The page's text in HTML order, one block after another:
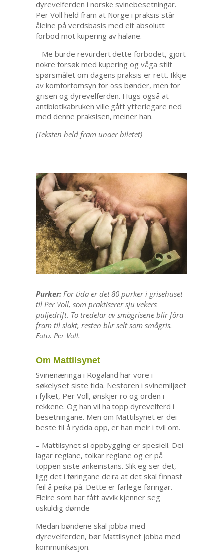
dyrevelferden i norske svinebesetningar.
Per Voll held fram at Norge i praksis står
åleine på verdsbasis med eit absolutt
forbod mot kupering av halane.
– Me burde revurdert dette forbodet, gjort
nokre forsøk med kupering og våga stilt
spørsmålet om dagens praksis er rett. Ikkje
av komfortomsyn for oss bønder, men for
grisen og dyrevelferden. Hugs også at
antibiotikabruken ville gått ytterlegare ned
med denne praksisen, meiner han.
(Teksten held fram under biletet)
Purker:For tida er det 80 purker i grisehuset
til Per Voll, som praktiserer sju vekers
puljedrift. To tredelar av smågrisene blir fôra
fram til slakt, resten blir selt som smågris.
Foto: Per Voll.
Om Mattilsynet
Svinenæringa i Rogaland har vore i
søkelyset siste tida. Nestoren i svinemiljøet
i fylket, Per Voll, ønskjer ro og orden i
rekkene. Og han vil ha topp dyrevelferd i
besetningane. Men om Mattilsynet er dei
beste til å rydda opp, er han meir i tvil om.
– Mattilsynet si oppbygging er spesiell. Dei
lagar reglane, tolkar reglane og er på
toppen siste ankeinstans. Slik eg ser det,
ligg det i føringane deira at det skal finnast
feil å peika på. Dette er farlege føringar.
Fleire som har fått avvik kjenner seg
uskuldig dømde
Medan bøndene skal jobba med
dyrevelferden, bør Mattilsynet jobba med
kommunikasjon.